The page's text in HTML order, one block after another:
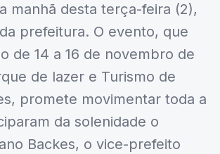
manhã desta terça-feira (2),
prefeitura. O evento, que
de 14 a 16 de novembro de
de lazer e Turismo de
promete movimentar toda a
da solenidade o
Backes, o vice-prefeito